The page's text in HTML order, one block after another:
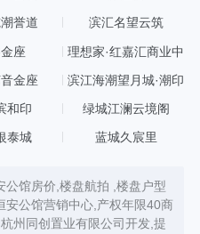
誉道 滨汇名望云筑
座
理想家·红嘉汇商业中
金座 滨江海潮望月城·潮印
和印 绿城江澜云境阁
泰城 蓝城久宸里
馆房价,楼盘航拍 ,楼盘户型
安公馆营销中心,产权年限40商
州同创置业有限公司开发,提